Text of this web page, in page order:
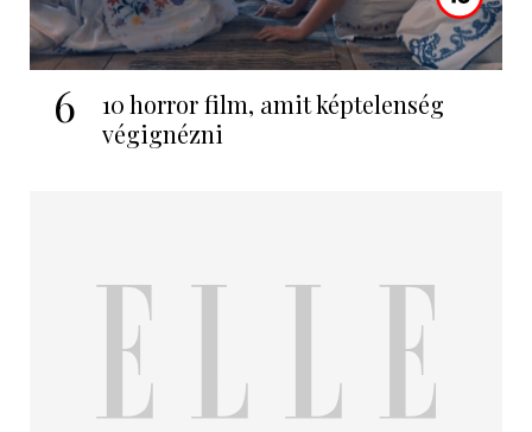
6
10 horror film, amit képtelenség
végignézni